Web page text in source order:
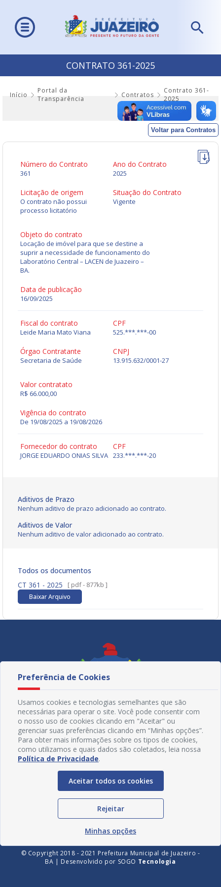
CONTRATO 361-2025
Início
Portal da
Transparência
Contratos
Contrato 361-
2025
Voltar para Contratos
Número do Contrato
361
Ano do Contrato
2025
Licitação de origem
O contrato não possui
processo licitatório
Situação do Contrato
Vigente
Objeto do contrato
Locação de imóvel para que se destine a
suprir a necessidade de funcionamento do
Laboratório Central – LACEN de Juazeiro –
BA.
Data de publicação
16/09/2025
Fiscal do contrato
Leide Maria Mato Viana
CPF
525.***.***-00
Órgao Contratante
Secretaria de Saúde
CNPJ
13.915.632/0001-27
Valor contratato
R$ 66.000,00
Vigência do contrato
De 19/08/2025 a 19/08/2026
Fornecedor do contrato
JORGE EDUARDO ONIAS SILVA
CPF
233.***.***-20
Aditivos de Prazo
Nenhum aditivo de prazo adicionado ao contrato.
Aditivos de Valor
Nenhum aditivo de valor adicionado ao contrato.
Todos os documentos
CT 361 - 2025
[ pdf - 877kb ]
Baixar Arquivo
Redes Sociais
© Copyright 2018 - 2021 Prefeitura Municipal de Juazeiro -
BA | Desenvolvido por SOGO Tecnologia
Preferência de Cookies
Usamos cookies e tecnologias semelhantes que são
necessárias para operar o site. Você pode consentir com
o nosso uso de cookies clicando em "Aceitar" ou
gerenciar suas preferências clicando em “Minhas opções”.
Para obter mais informações sobre os tipos de cookies,
como utilizamos e quais dados são coletados, leia nossa
Política de Privacidade.
Aceitar todos os cookies
Rejeitar
Minhas opções